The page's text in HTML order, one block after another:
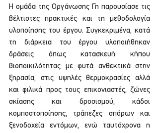
Η ομάδα της Οργάνωσης Γη παρουσίασε τις
βέλτιστες πρακτικές και τη μεθοδολογία
υλοποίησης του έργου. Συγκεκριμένα, κατά
τη διάρκεια του έργου υλοποιήθηκαν
δράσεις όπως κατασκευή κήπου
βιοποικιλότητας με φυτά ανθεκτικά στην
ξηρασία, στις υψηλές θερμοκρασίες αλλά
και φιλικά προς τους επικονιαστές, ζώνες
σκίασης και δροσισμού, κάδοι
κομποστοποίησης, τράπεζες σπόρων και
ξενοδοχεία εντόμων, ενώ ταυτόχρονα η